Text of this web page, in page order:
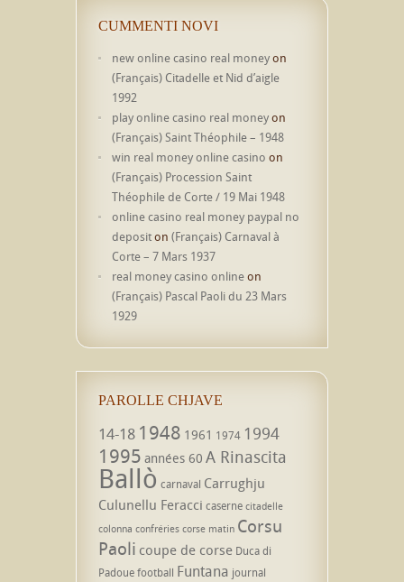
CUMMENTI NOVI
new online casino real moneyon
(Français) Citadelle et Nid d’aigle
1992
play online casino real moneyon
(Français) Saint Théophile – 1948
win real money online casino on
(Français) Procession Saint
Théophile de Corte / 19 Mai 1948
online casino real money paypal no
depositon (Français) Carnaval à
Corte – 7 Mars 1937
real money casino onlineon
(Français) Pascal Paoli du 23 Mars
1929
PAROLLE CHJAVE
14-18 1948 1961 1974 1994
1995 années 60 A Rinascita
Ballò carnaval Carrughju
Culunellu Feracci caserne citadelle
colonna confréries corse matin Corsu
Paoli coupe de corse Duca di
Padouefootball Funtana journal